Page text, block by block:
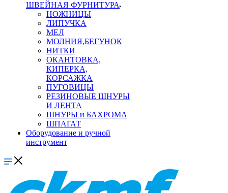
ШВЕЙНАЯ ФУРНИТУРА
НОЖНИЦЫ
ЛИПУЧКА
МЕЛ
МОЛНИЯ,БЕГУНОК
НИТКИ
ОКАНТОВКА,
КИПЕРКА,
КОРСАЖКА
ПУГОВИЦЫ
РЕЗИНОВЫЕ ШНУРЫ
И ЛЕНТА
ШНУРЫ и БАХРОМА
ШПАГАТ
Оборудование и ручной
инструмент